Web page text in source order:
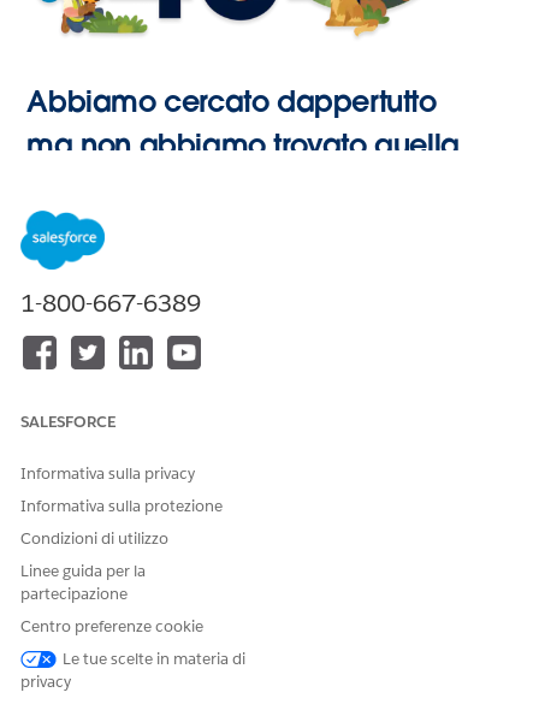
Abbiamo cercato dappertutto
ma non abbiamo trovato quella
1-800-667-6389
SALESFORCE
Informativa sulla privacy
Informativa sulla protezione
Condizioni di utilizzo
Linee guida per la
partecipazione
Centro preferenze cookie
Le tue scelte in materia di
privacy